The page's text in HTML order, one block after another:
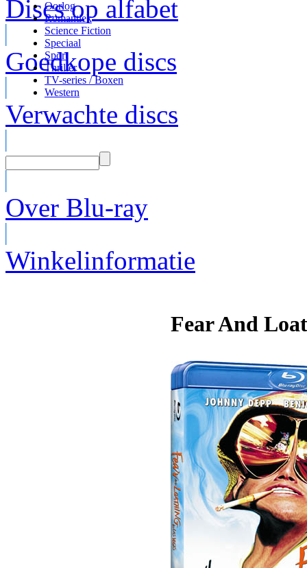
Discs op alfabet
Goedkope discs
Verwachte discs
Over Blu-ray
Winkelinformatie
Oorlog
Romantiek
Science Fiction
Speciaal
Sport
Thriller
TV-series / Boxen
Western
Fear And